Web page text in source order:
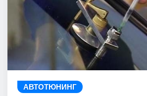
АВТОТЮНИНГ